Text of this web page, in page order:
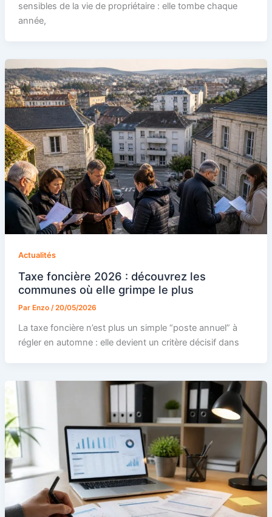
sensibles de la vie de propriétaire : elle tombe chaque
année,
Actualités
Taxe foncière 2026 : découvrez les
communes où elle grimpe le plus
Par Enzo /20/05/2026
La taxe foncière n’est plus un simple “poste annuel” à
régler en automne : elle devient un critère décisif dans